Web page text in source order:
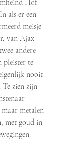
Hof
als er een
meisje
van Ajax
twee andere
pleister te
nooit
Te zien zijn
maar metalen
met goud in